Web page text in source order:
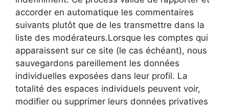
accorder en automatique les commentaires
suivants plutôt que de les transmettre dans la
liste des modérateurs.Lorsque les comptes qui
apparaissent sur ce site (le cas échéant), nous
sauvegardons pareillement les données
individuelles exposées dans leur profil. La
totalité des espaces individuels peuvent voir,
modifier ou supprimer leurs données privatives